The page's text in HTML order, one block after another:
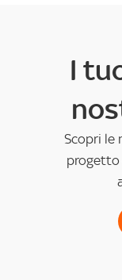
I
Scopri le
progetto